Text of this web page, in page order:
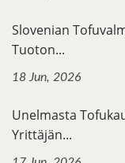
Slovenian
Tuoton...
18 Jun, 2026
Unelmasta
Yrittäjän...